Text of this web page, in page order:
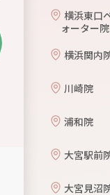
横浜東口
ォーター院
横浜関内
川崎院
浦和院
大宮駅前
大宮見沼